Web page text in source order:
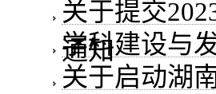
关于提交
通知
学科建设与
关于启动湖